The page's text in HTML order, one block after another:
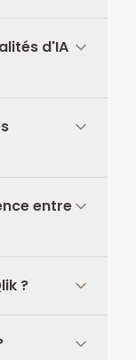
d'IA
entre
?